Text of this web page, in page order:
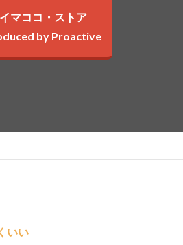
イマココ・ストア
by Proactive
いい